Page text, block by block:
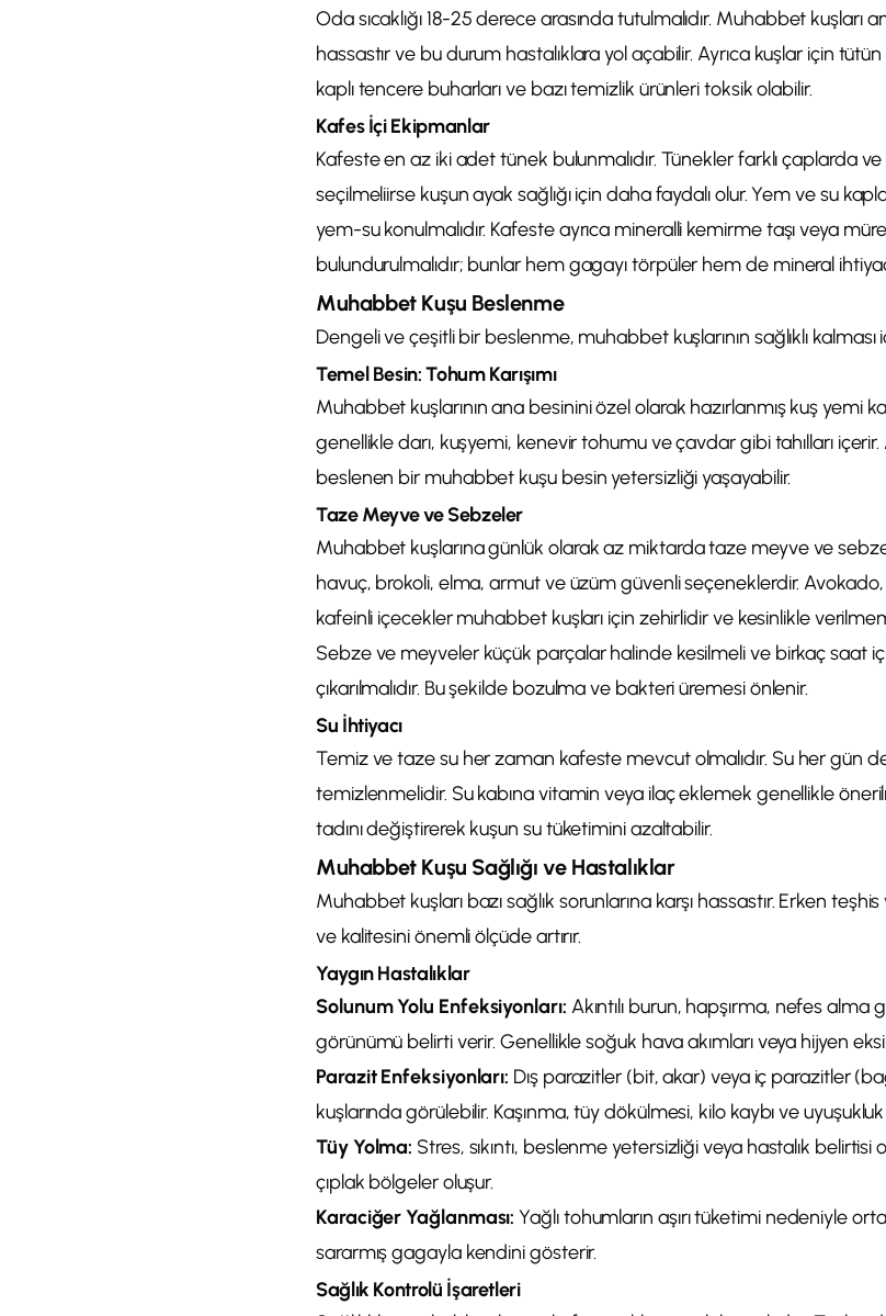
Oda sıcaklığı 18-25 derece arasında tutulmalıdır. Muhabbet kuşları
hassastır ve bu durum hastalıklara yol açabilir. Ayrıca kuşlar için
kaplı tencere buharları ve bazı temizlik ürünleri toksik olabilir.
Kafes İçi Ekipmanlar
Kafeste en az iki adet tünek bulunmalıdır. Tünekler farklı çaplarda
seçilmeliirse kuşun ayak sağlığı için daha faydalı olur. Yem ve su
yem-su konulmalıdır. Kafeste ayrıca mineralli kemirme taşı veya
bulundurulmalıdır; bunlar hem gagayı törpüler hem de mineral
Muhabbet Kuşu Beslenme
Dengeli ve çeşitli bir beslenme, muhabbet kuşlarının sağlıklı kalması
Temel Besin: Tohum Karışımı
Muhabbet kuşlarının ana besinini özel olarak hazırlanmış kuş yemi
genellikle darı, kuşyemi, kenevir tohumu ve çavdar gibi tahılları
beslenen bir muhabbet kuşu besin yetersizliği yaşayabilir.
Taze Meyve ve Sebzeler
Muhabbet kuşlarına günlük olarak az miktarda taze meyve ve
havuç, brokoli, elma, armut ve üzüm güvenli seçeneklerdir.
kafeinli içecekler muhabbet kuşları için zehirlidir ve kesinlikle
Sebze ve meyveler küçük parçalar halinde kesilmeli ve birkaç saat
çıkarılmalıdır. Bu şekilde bozulma ve bakteri üremesi önlenir.
Su İhtiyacı
Temiz ve taze su her zaman kafeste mevcut olmalıdır. Su her gün
temizlenmelidir. Su kabına vitamin veya ilaç eklemek genellikle
tadını değiştirerek kuşun su tüketimini azaltabilir.
Muhabbet Kuşu Sağlığı ve Hastalıklar
Muhabbet kuşları bazı sağlık sorunlarına karşı hassastır. Erken
ve kalitesini önemli ölçüde artırır.
Yaygın Hastalıklar
Solunum Yolu Enfeksiyonları: Akıntılı burun, hapşırma, nefes
görünümü belirti verir. Genellikle soğuk hava akımları veya hijyen
Parazit Enfeksiyonları: Dış parazitler (bit, akar) veya iç parazitler
kuşlarında görülebilir. Kaşınma, tüy dökülmesi, kilo kaybı ve
Tüy Yolma: Stres, sıkıntı, beslenme yetersizliği veya hastalık
çıplak bölgeler oluşur.
Karaciğer Yağlanması: Yağlı tohumların aşırı tüketimi nedeniyle
sararmış gagayla kendini gösterir.
Sağlık Kontrolü İşaretleri